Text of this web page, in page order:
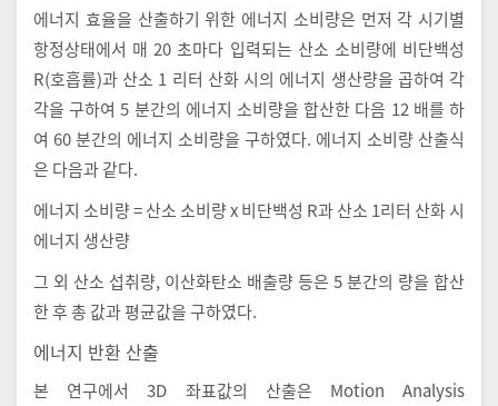
에너지 효율을 산출하기 위한 에너지 소비량은 먼저 각 시기별
항정상태에서 매 20 초마다 입력되는 산소 소비량에 비단백성
R(호흡률)과 산소 1 리터 산화 시의 에너지 생산량을 곱하여 각
각을 구하여 5 분간의 에너지 소비량을 합산한 다음 12 배를 하
여 60 분간의 에너지 소비량을 구하였다. 에너지 소비량 산출식
은 다음과 같다.
에너지 소비량 = 산소 소비량 x 비단백성 R과 산소 1리터 산화 시
에너지 생산량
그 외 산소 섭취량, 이산화탄소 배출량 등은 5 분간의 량을 합산
한 후 총 값과 평균값을 구하였다.
에너지 반환 산출
본 연구에서 3D 좌표값의 산출은 Motion Analysis